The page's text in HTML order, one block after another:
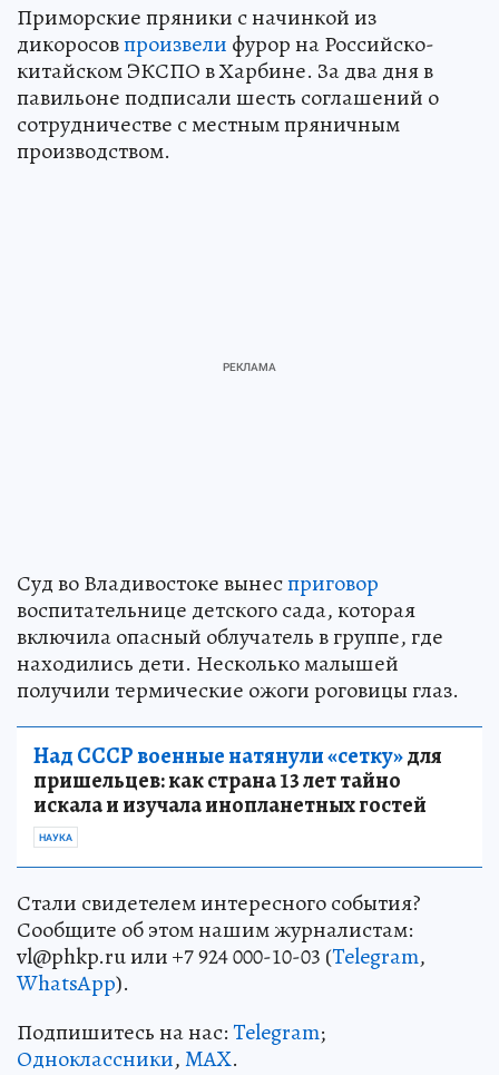
Приморские пряники с начинкой из
дикоросовпроизвели фурор на Российско-
китайском ЭКСПО в Харбине. За два дня в
павильоне подписали шесть соглашений о
сотрудничестве с местным пряничным
производством.
Суд во Владивостоке вынесприговор
воспитательнице детского сада, которая
включила опасный облучатель в группе, где
находились дети. Несколько малышей
получили термические ожоги роговицы глаз.
Над СССР военные натянули «сетку»для
пришельцев: как страна 13 лет тайно
искала и изучала инопланетных гостей
НАУКА
Стали свидетелем интересного события?
Сообщите об этом нашим журналистам:
vl@phkp.ru или +7 924 000-10-03 (Telegram,
WhatsApp).
Подпишитесь на нас:Telegram;
Одноклассники,MAX.